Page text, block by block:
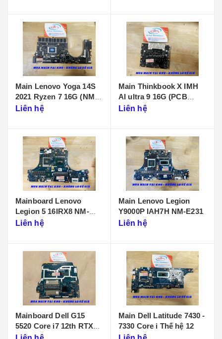
Main Lenovo Yoga 14S
2021 Ryzen 7 16G (NM-
D431)
Liên hệ
Main Thinkbook X IMH
AI ultra 9 16G (PCB
KB340 NMF641)
Liên hệ
Mainboard Lenovo
Legion 5 16IRX8 NM-
F901
Liên hệ
Main Lenovo Legion
Y9000P IAH7H NM-E231
Liên hệ
Mainboard Dell G15
5520 Core i7 12th RTX
3050 LA-655P
Main Dell Latitude 7430 -
7330 Core i Thế hệ 12